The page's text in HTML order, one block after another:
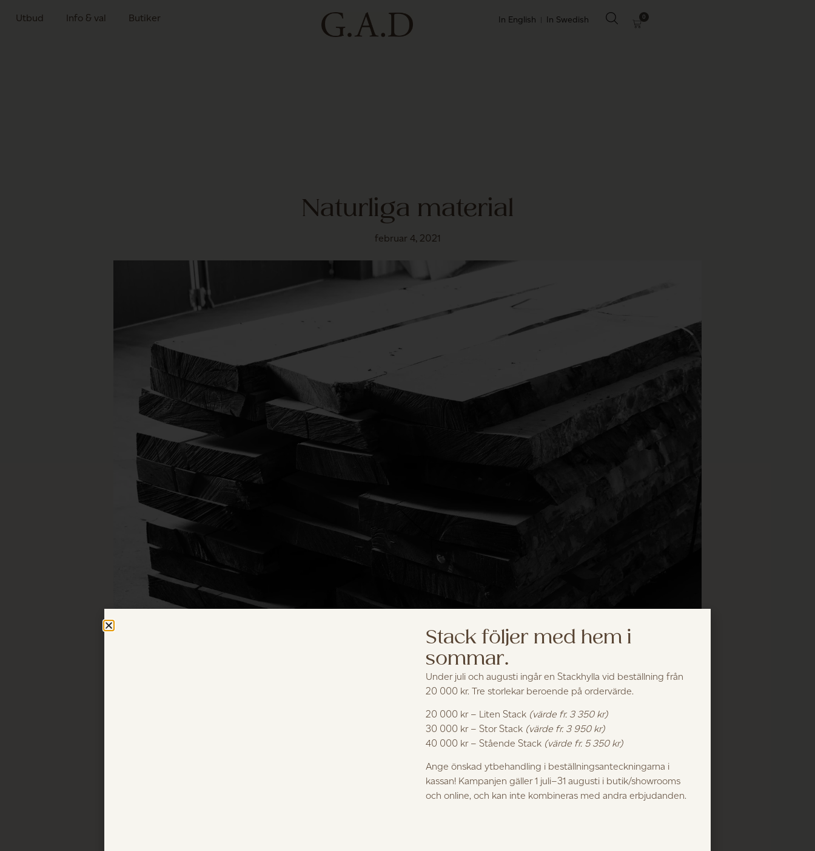
Utbud Info & val Butiker In English In Swedish 0
Naturliga material
februar 4, 2021
Björken är det träslag som traditionellt används vid möbeltillverkning. Det ljusa vackra utseendet har blivit synonymt med ”det
skandinaviska blonda”. Björken i G.A.D:s möbler kommer från Finland, då den kvalitet vi använder är svår att hitta inom Sveriges
Stack följer med hem i
sommar.
Under juli och augusti ingår en Stackhylla vid beställning från
20 000 kr. Tre storlekar beroende på ordervärde.
20 000 kr – Liten Stack (värde fr. 3 350 kr)
30 000 kr – Stor Stack (värde fr. 3 950 kr)
40 000 kr – Stående Stack (värde fr. 5 350 kr)
Ange önskad ytbehandling i beställningsanteckningarna i
kassan! Kampanjen gäller 1 juli–31 augusti i butik/showrooms
och online, och kan inte kombineras med andra erbjudanden.